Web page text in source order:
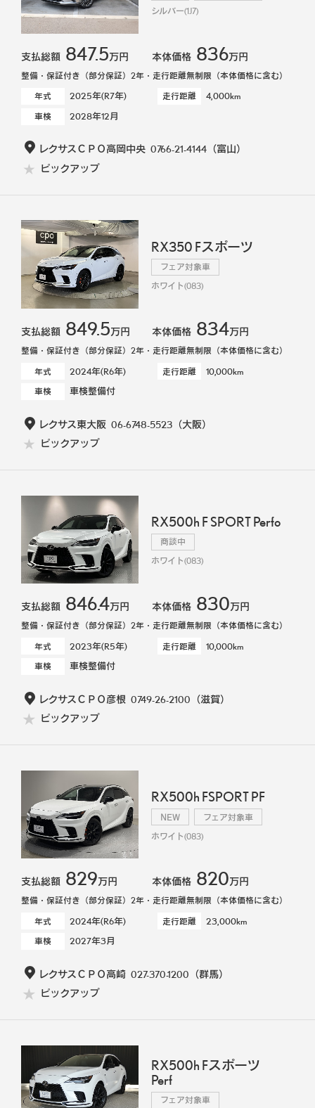
シルバー(1J7)
支払総額 847.5万円 本体価格 836万円
整備・保証付き（部分保証）2年・走行距離無制限（本体価格に含む）
年式
2025年(R7年) 走行距離 4,000km
車検 2028年12月
レクサスＣＰＯ高岡中央 0766-21-4144（富山）
ピックアップ
RX350 Fスポーツ
フェア対象車
ホワイト(083)
支払総額 849.5万円 本体価格 834万円
整備・保証付き（部分保証）2年・走行距離無制限（本体価格に含む）
年式
2024年(R6年) 走行距離 10,000km
車検 車検整備付
レクサス東大阪 06-6748-5523（大阪）
ピックアップ
RX500h F SPORT Perfo
商談中
ホワイト(083)
支払総額 846.4万円 本体価格 830万円
整備・保証付き（部分保証）2年・走行距離無制限（本体価格に含む）
年式
2023年(R5年) 走行距離 10,000km
車検 車検整備付
レクサスＣＰＯ彦根 0749-26-2100 （滋賀）
ピックアップ
RX500h FSPORT PF
NEW フェア対象車
ホワイト(083)
支払総額 829万円 本体価格 820万円
整備・保証付き（部分保証）2年・走行距離無制限（本体価格に含む）
年式
2024年(R6年) 走行距離 23,000km
車検 2027年3月
レクサスＣＰＯ高崎 027-370-1200 （群馬）
ピックアップ
RX500h Fスポーツ
Perf
フェア対象車